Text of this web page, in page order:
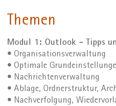
Themen
Modul 1: Outlook - Tipps
• Organisationsverwaltung
• Optimale
• Nachrichtenverwaltung
• Ablage, Ordnerstruktur,
• Nachverfolgung,